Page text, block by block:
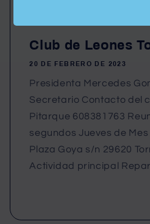
Club de Leones
20 DE FEBRERO DE 2023
Presidenta Mercedes
Secretario Contacto del
Pitarque 608381763
segundos Jueves de
Plaza Goya s/n 29620
Actividad principal